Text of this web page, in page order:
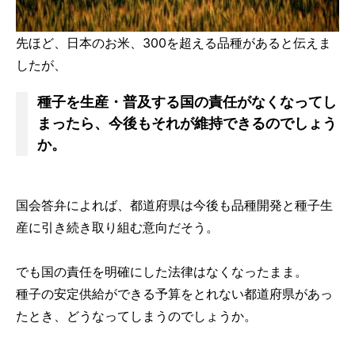
先ほど、日本のお米、300を超える品種があると伝えま
したが、
種子を生産・普及する国の責任がなくなってし
まったら、今後もそれが維持できるのでしょう
か。
国会答弁によれば、都道府県は今後も品種開発と種子生
産に引き続き取り組む意向だそう。
でも国の責任を明確にした法律はなくなったまま。
種子の安定供給ができる予算をとれない都道府県があっ
たとき、どうなってしまうのでしょうか。